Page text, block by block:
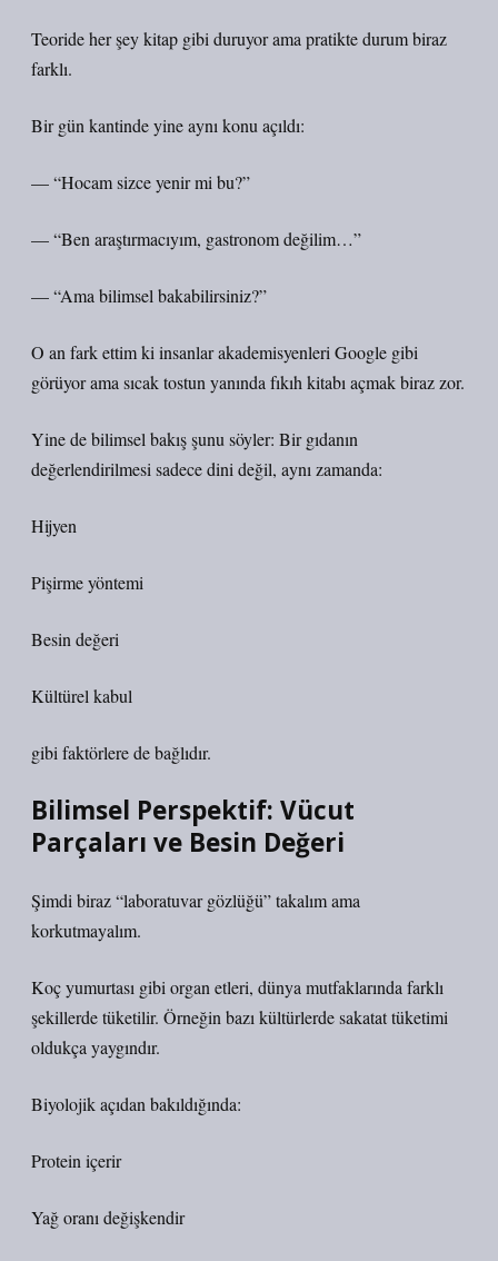
Teoride her şey kitap gibi duruyor ama pratikte durum biraz
farklı.
Bir gün kantinde yine aynı konu açıldı:
— “Hocam sizce yenir mi bu?”
— “Ben araştırmacıyım, gastronom değilim…”
— “Ama bilimsel bakabilirsiniz?”
O an fark ettim ki insanlar akademisyenleri Google gibi
görüyor ama sıcak tostun yanında fıkıh kitabı açmak biraz zor.
Yine de bilimsel bakış şunu söyler: Bir gıdanın
değerlendirilmesi sadece dini değil, aynı zamanda:
Hijyen
Pişirme yöntemi
Besin değeri
Kültürel kabul
gibi faktörlere de bağlıdır.
Bilimsel Perspektif: Vücut
Parçaları ve Besin Değeri
Şimdi biraz “laboratuvar gözlüğü” takalım ama
korkutmayalım.
Koç yumurtası gibi organ etleri, dünya mutfaklarında farklı
şekillerde tüketilir. Örneğin bazı kültürlerde sakatat tüketimi
oldukça yaygındır.
Biyolojik açıdan bakıldığında:
Protein içerir
Yağ oranı değişkendir